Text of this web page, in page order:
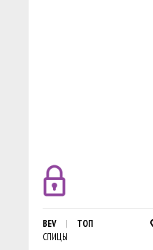
BEV
ТОП
СПИЦЫ